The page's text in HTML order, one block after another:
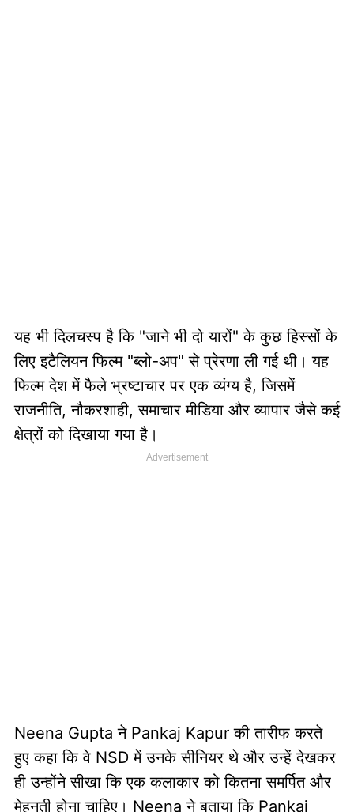
यह भी दिलचस्प है कि "जाने भी दो यारों" के कुछ हिस्सों के
लिए इटैलियन फिल्म "ब्लो-अप" से प्रेरणा ली गई थी। यह
फिल्म देश में फैले भ्रष्टाचार पर एक व्यंग्य है, जिसमें
राजनीति, नौकरशाही, समाचार मीडिया और व्यापार जैसे कई
क्षेत्रों को दिखाया गया है।
Neena Gupta ने Pankaj Kapur की तारीफ करते
हुए कहा कि वे NSD में उनके सीनियर थे और उन्हें देखकर
ही उन्होंने सीखा कि एक कलाकार को कितना समर्पित और
मेहनती होना चाहिए। Neena ने बताया कि Pankaj